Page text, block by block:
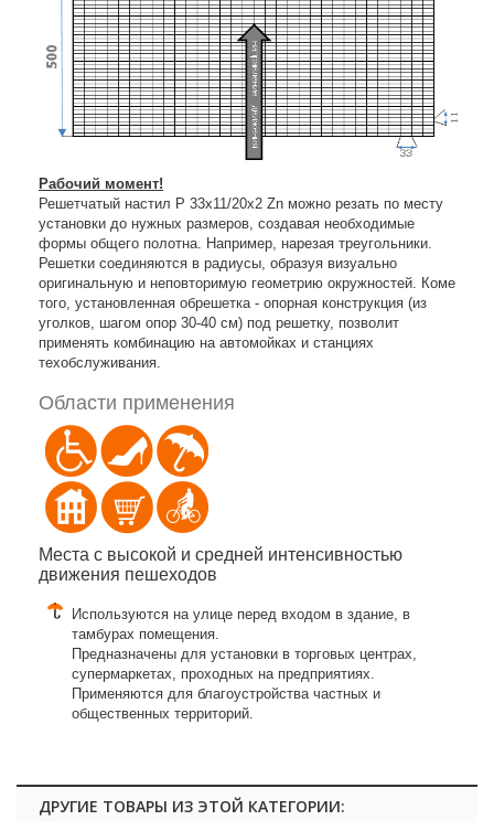
Рабочий момент!
Решетчатый настил Р 33х11/20х2 Zn можно резать по месту
установки до нужных размеров, создавая необходимые
формы общего полотна. Например, нарезая треугольники.
Решетки соединяются в радиусы, образуя визуально
оригинальную и неповторимую геометрию окружностей. Коме
того, установленная обрешетка - опорная конструкция (из
уголков, шагом опор 30-40 см) под решетку, позволит
применять комбинацию на автомойках и станциях
техобслуживания.
Области применения
Места с высокой и средней интенсивностью
движения пешеходов
Используются на улице перед входом в здание, в
тамбурах помещения.
Предназначены для установки в торговых центрах,
супермаркетах, проходных на предприятиях.
Применяются для благоустройства частных и
общественных территорий.
ДРУГИЕ ТОВАРЫ ИЗ ЭТОЙ КАТЕГОРИИ: